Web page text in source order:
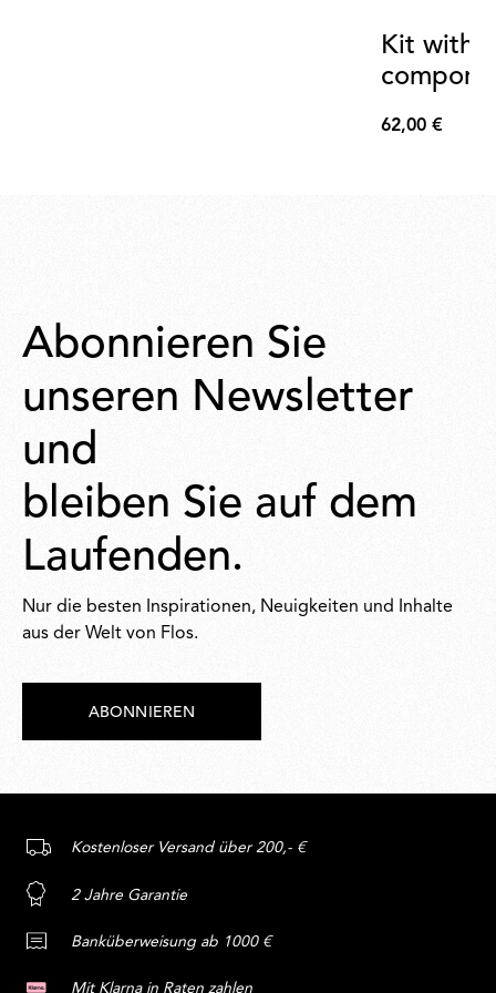
Kit with
62,00
62,00 €
Abonnieren Sie
unseren Newsletter
und
bleiben Sie auf dem
Laufenden.
Nur die besten Inspirationen, Neuigkeiten und Inhalte
aus der Welt von Flos.
ABONNIEREN
Kostenloser Versand über 200,- €
2 Jahre Garantie
Banküberweisung ab 1000 €
Mit Klarna in Raten zahlen